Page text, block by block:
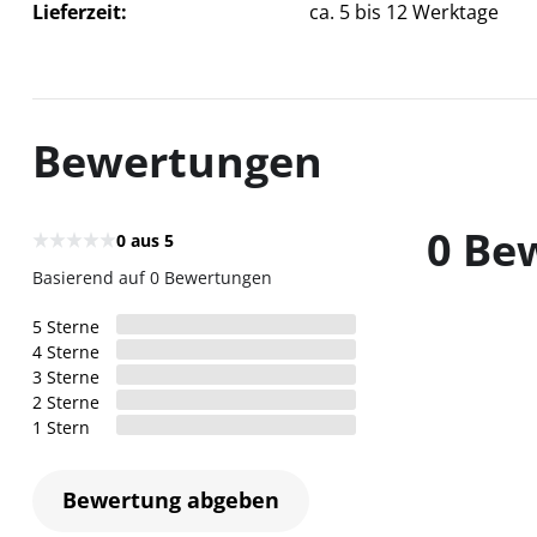
Lieferzeit
ca. 5 bis 12 Werktage
Bewertungen
0 aus 5
Basierend auf 0 Bewertungen
1 Stern
2 Sterne
3 Sterne
4 Sterne
5 Sterne
Bewertung abgeben
0